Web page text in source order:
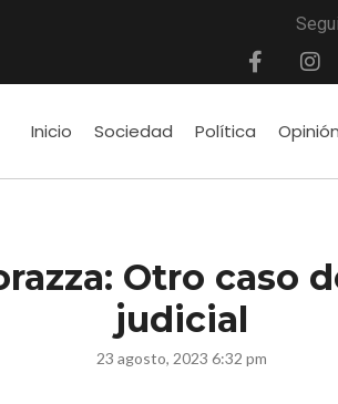
Inicio Sociedad Política Opinión
Otro caso
judicial
23 agosto, 2023 6:32 pm